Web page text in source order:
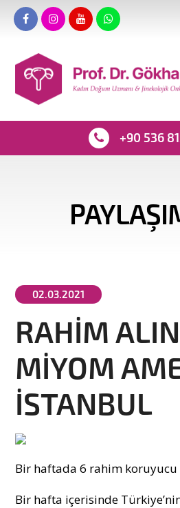
+90 536
02.03.2021
RAHİM
MİYOM
İSTANBUL
Bir haftada 6 rahim koruyucu
Bir hafta içerisinde